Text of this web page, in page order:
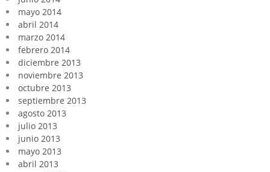
mayo 2014
abril 2014
marzo 2014
febrero 2014
diciembre 2013
noviembre 2013
octubre 2013
septiembre 2013
agosto 2013
julio 2013
junio 2013
mayo 2013
abril 2013